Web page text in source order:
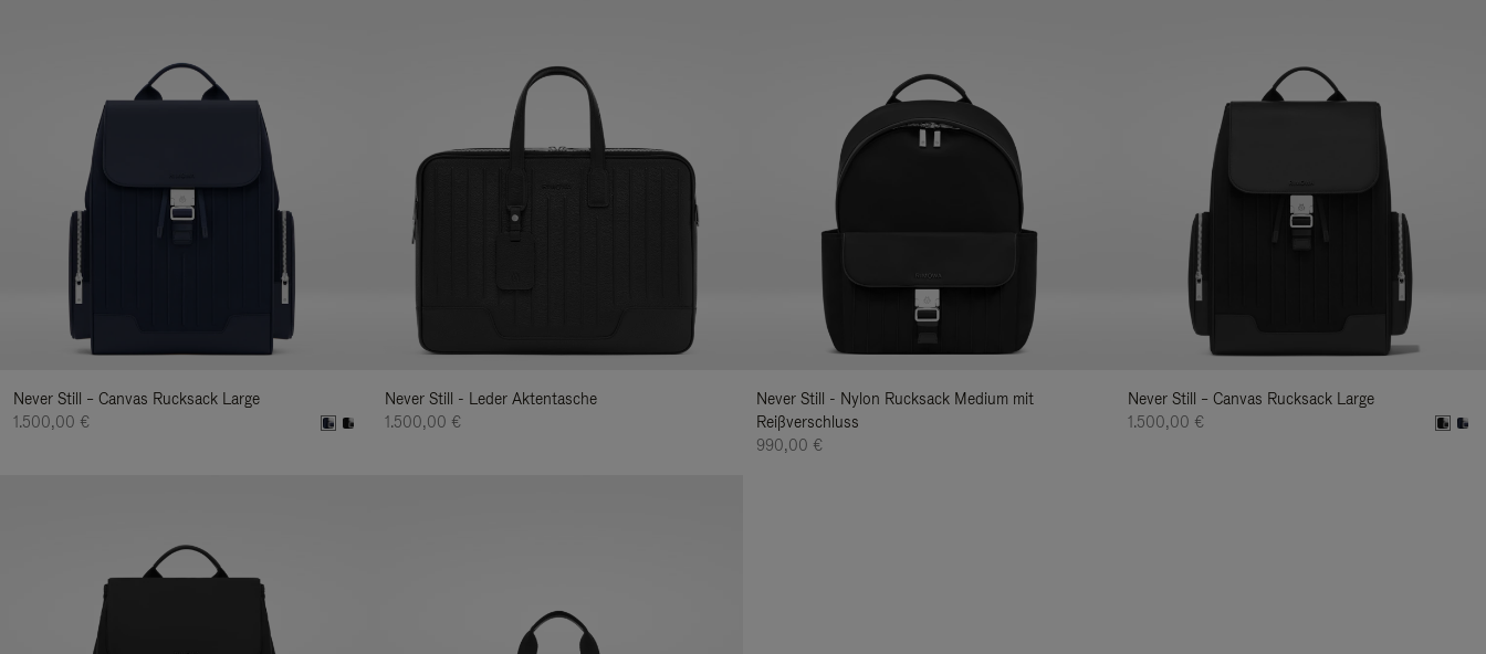
Never Still – Canvas Rucksack Large
1.500,00 €
Never Still - Leder Aktentasche
1.500,00 €
Never Still - Nylon Rucksack Medium mit
Reißverschluss
990,00 €
Never Still – Canvas Rucksack Large
1.500,00 €